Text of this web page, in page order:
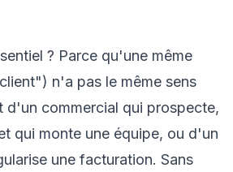
? Parce qu'une même
n'a pas le même sens
d'un commercial qui prospecte,
qui monte une équipe, ou d'un
une facturation. Sans